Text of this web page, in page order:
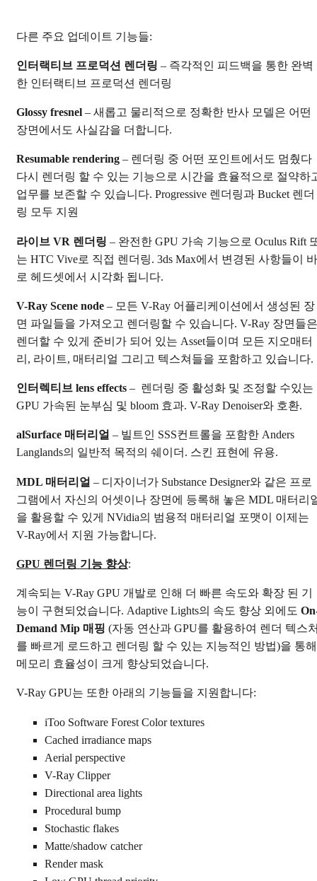
다른 주요 업데이트 기능들:
인터랙티브 프로덕션 렌더링 – 즉각적인 피드백을 통한 완벽
한 인터랙티브 프로덕션 렌더링
Glossy fresnel – 새롭고 물리적으로 정확한 반사 모델은 어떤
장면에서도 사실감을 더합니다.
Resumable rendering – 렌더링 중 어떤 포인트에서도 멈췄다
다시 렌더링 할 수 있는 기능으로 시간을 효율적으로 절약하
업무를 보존할 수 있습니다. Progressive 렌더링과 Bucket 렌더
링 모두 지원
라이브 VR 렌더링 – 완전한 GPU 가속 기능으로 Oculus Rift
는 HTC Vive로 직접 렌더링. 3ds Max에서 변경된 사항들이 바
로 헤드셋에서 시각화 됩니다.
V-Ray Scene node – 모든 V-Ray 어플리케이션에서 생성된 장
면 파일들을 가져오고 렌더링할 수 있습니다. V-Ray 장면들은
렌더할 수 있게 준비가 되어 있는 Asset들이며 모든 지오매터
리, 라이트, 매터리얼 그리고 텍스쳐들을 포함하고 있습니다.
인터렉티브 lens effects – 렌더링 중 활성화 및 조정할 수있는
GPU 가속된 눈부심 및 bloom 효과. V-Ray Denoiser와 호환.
alSurface 매터리얼 – 빌트인 SSS컨트롤을 포함한 Anders
Langlands의 일반적 목적의 쉐이더. 스킨 표현에 유용.
MDL 매터리얼 – 디자이너가 Substance Designer와 같은 프로
그램에서 자신의 어셋이나 장면에 등록해 놓은 MDL 매터리
을 활용할 수 있게 NVidia의 범용적 매터리얼 포맷이 이제는
V-Ray에서 지원 가능합니다.
GPU 렌더링 기능 향상:
계속되는 V-Ray GPU 개발로 인해 더 빠른 속도와 확장 된 기
능이 구현되었습니다. Adaptive Lights의 속도 향상 외에도
Demand Mip 매핑 (자동 연산과 GPU를 활용하여 렌더 텍스
를 빠르게 로드하고 렌더링 할 수 있는 지능적인 방법)을 통해
메모리 효율성이 크게 향상되었습니다.
V-Ray GPU는 또한 아래의 기능들을 지원합니다:
iToo Software Forest Color textures
Cached irradiance maps
Aerial perspective
V-Ray Clipper
Directional area lights
Procedural bump
Stochastic flakes
Matte/shadow catcher
Render mask